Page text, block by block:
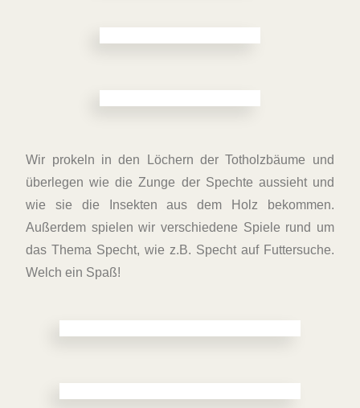
Wir prokeln in den Löchern der Totholzbäume und
überlegen wie die Zunge der Spechte aussieht und
wie sie die Insekten aus dem Holz bekommen.
Außerdem spielen wir verschiedene Spiele rund um
das Thema Specht, wie z.B. Specht auf Futtersuche.
Welch ein Spaß!